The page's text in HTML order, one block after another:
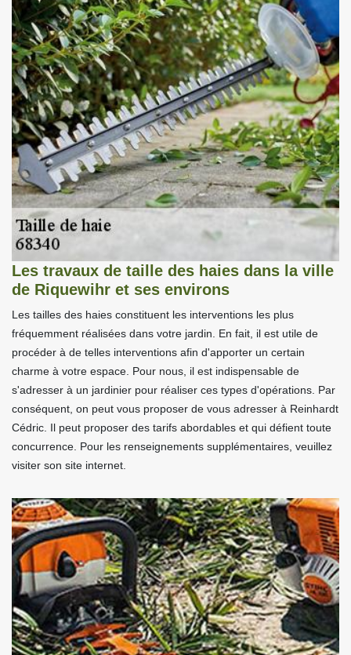
Les travaux de taille des haies dans la ville
de Riquewihr et ses environs
Les tailles des haies constituent les interventions les plus
fréquemment réalisées dans votre jardin. En fait, il est utile de
procéder à de telles interventions afin d'apporter un certain
charme à votre espace. Pour nous, il est indispensable de
s'adresser à un jardinier pour réaliser ces types d'opérations. Par
conséquent, on peut vous proposer de vous adresser à Reinhardt
Cédric. Il peut proposer des tarifs abordables et qui défient toute
concurrence. Pour les renseignements supplémentaires, veuillez
visiter son site internet.